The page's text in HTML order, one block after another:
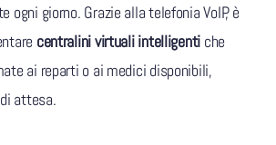
ogni giorno. Grazie alla telefonia VoIP, è
centralini virtuali intelligenti che
ai reparti o ai medici disponibili,
attesa.